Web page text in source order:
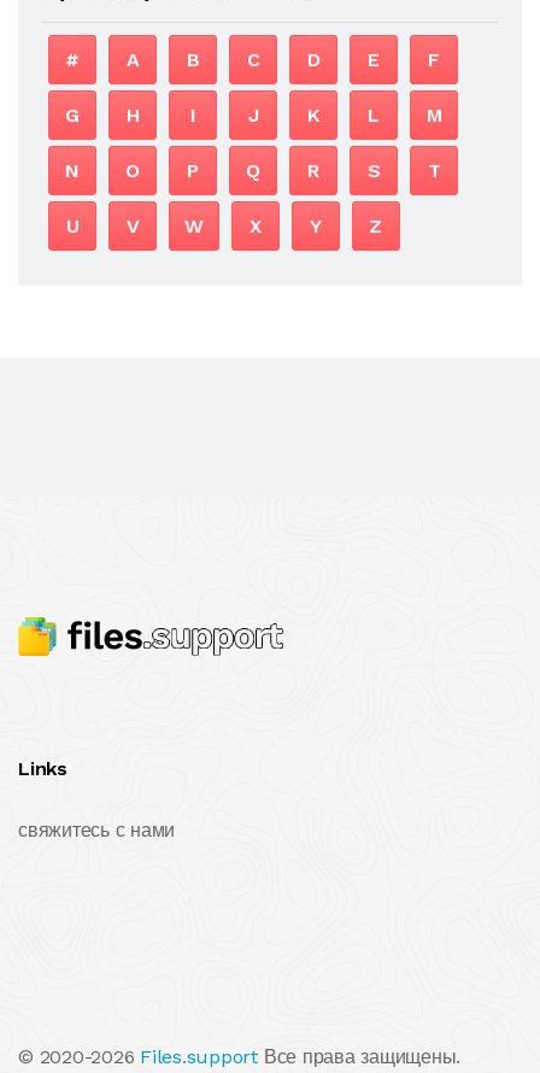
# A B C D E F
G H I J K L M
N O P Q R S T
U V W X Y Z
Links
свяжитесь с нами
© 2020-2026 Files.support Все права защищены.